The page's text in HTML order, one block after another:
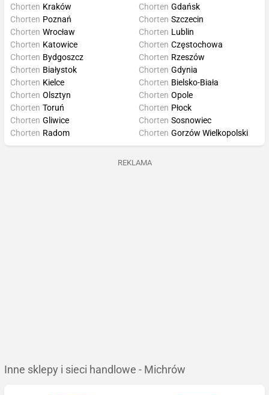
Chorten Kraków
Chorten Poznań
Chorten Wrocław
Chorten Gdańsk
Chorten Szczecin
Chorten Lublin
Chorten Katowice
Chorten Bydgoszcz
Chorten Białystok
Chorten Kielce
Chorten Częstochowa
Chorten Rzeszów
Chorten Gdynia
Chorten Bielsko-Biała
Chorten Olsztyn
Chorten Toruń
Chorten Gliwice
Chorten Radom
Chorten Opole
Chorten Płock
Chorten Sosnowiec
Chorten Gorzów Wielkopolski
REKLAMA
Inne sklepy i sieci handlowe - Michrów